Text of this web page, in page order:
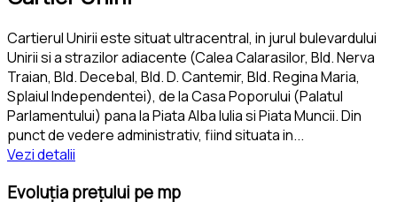
Cartierul Unirii este situat ultracentral, in jurul bulevardului
Unirii si a strazilor adiacente (Calea Calarasilor, Bld. Nerva
Traian, Bld. Decebal, Bld. D. Cantemir, Bld. Regina Maria,
Splaiul Independentei), de la Casa Poporului (Palatul
Parlamentului) pana la Piata Alba Iulia si Piata Muncii. Din
punct de vedere administrativ, fiind situata in...
Vezi detalii
Evoluția prețului pe mp